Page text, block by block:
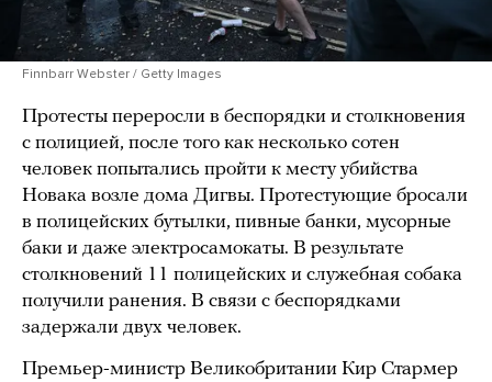
Finnbarr Webster / Getty Images
Протесты переросли в беспорядки и столкновения
с полицией, после того как несколько сотен
человек попытались пройти к месту убийства
Новака возле дома Дигвы. Протестующие бросали
в полицейских бутылки, пивные банки, мусорные
баки и даже электросамокаты. В результате
столкновений 11 полицейских и служебная собака
получили ранения. В связи с беспорядками
задержали двух человек.
Премьер-министр Великобритании Кир Стармер